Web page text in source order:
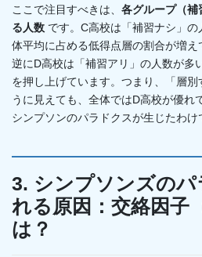
ここで注目すべきは、 各グループ（補
る人数 です。C高校は「補習ナシ」
体平均に占める低得点層の割合が増え
逆にD高校は「補習アリ」の人数が多
を押し上げています。つまり、「層
うに見えても、全体ではD高校が優れ
シンプソンのパラドクスが生じたわけ
3. シンプソンズのパ
れる原因：交絡因子
は？